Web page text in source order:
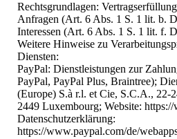
Rechtsgrundlagen:
Anfragen (Art. 6 Abs. 1 S. 1 lit. b.
Interessen (Art. 6 Abs. 1 S. 1 lit. f.
Weitere Hinweise zu
Diensten:
PayPal: Dienstleistungen zur
PayPal, PayPal Plus, Braintree);
(Europe) S.à r.l. et Cie, S.C.A., 22-
2449 Luxembourg; Website:
Datenschutzerklärung:
https://www.paypal.com/de/